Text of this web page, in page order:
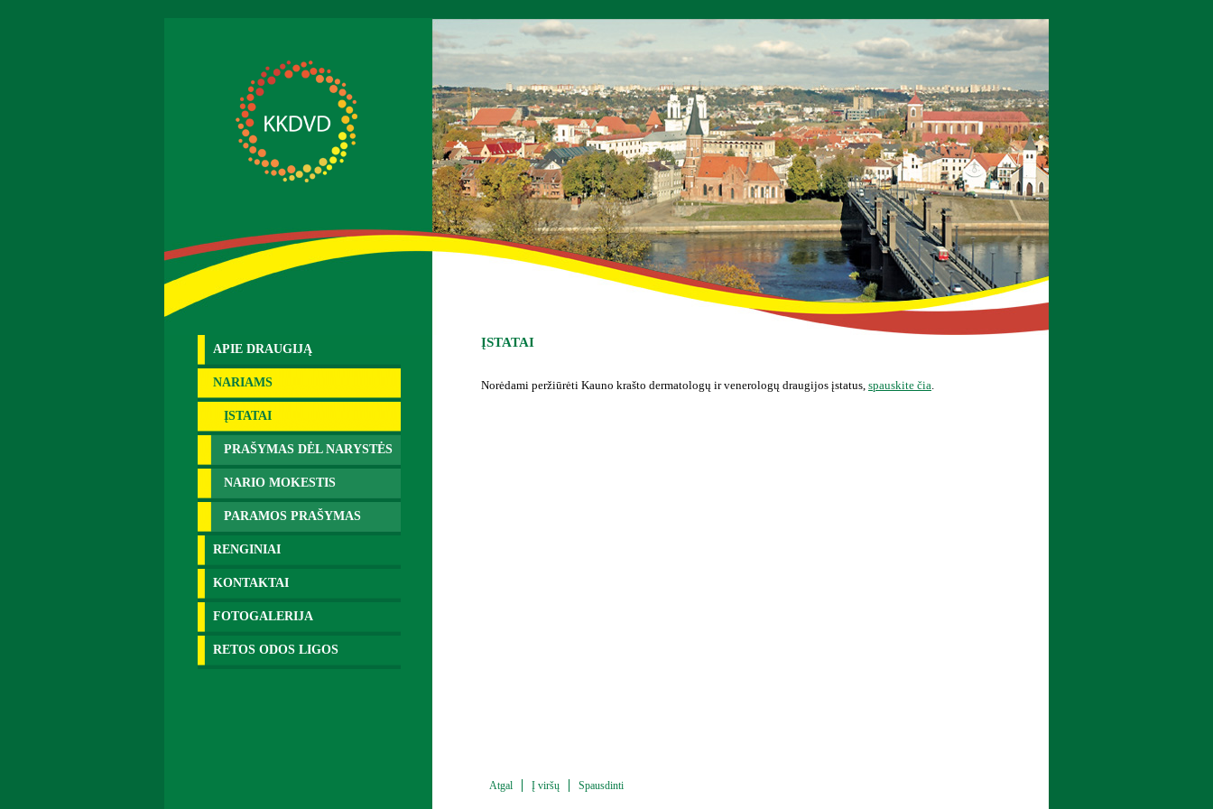
APIE DRAUGIJĄ
NARIAMS
ĮSTATAI
PRAŠYMAS DĖL NARYSTĖS
NARIO MOKESTIS
PARAMOS PRAŠYMAS
RENGINIAI
KONTAKTAI
FOTOGALERIJA
RETOS ODOS LIGOS
ĮSTATAI
Norėdami peržiūrėti Kauno krašto dermatologų ir venerologų draugijos įstatus, spauskite čia.
Atgal Į viršų Spausdinti